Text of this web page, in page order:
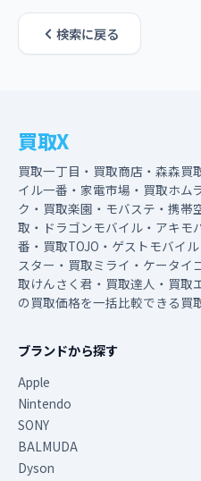
検索に戻る
買取X
買取一丁目・買取商店・森森買
イル一番・家電市場・買取ホム
ク・買取楽園・モバステ・携帯
取・ドラゴンモバイル・アキモ
番・買取TOJO・ゲストモバイ
スター・買取ミライ・ケータイ
取けんさく君・買取達人・買取
の買取価格を一括比較できる買
ブランドから探す
Apple
Nintendo
SONY
BALMUDA
Dyson